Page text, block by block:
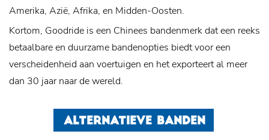
Amerika, Azië, Afrika, en Midden-Oosten.
Kortom, Goodride is een Chinees bandenmerk dat een reeks
betaalbare en duurzame bandenopties biedt voor een
verscheidenheid aan voertuigen en het exporteert al meer
dan 30 jaar naar de wereld.
ALTERNATIEVE BANDEN